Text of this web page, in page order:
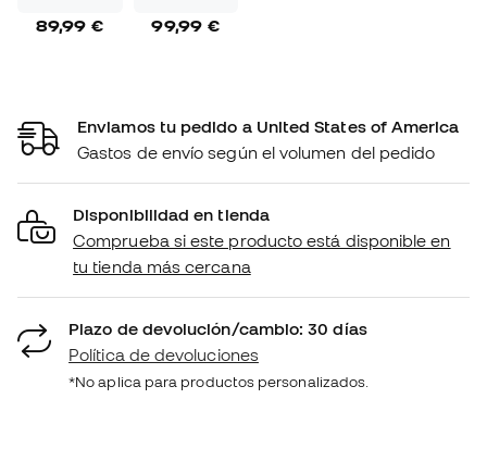
89,99 € 99,99 €
Enviamos tu pedido a United States of America
Gastos de envío según el volumen del pedido
Disponibilidad en tienda
Comprueba si este producto está disponible en
tu tienda más cercana
Plazo de devolución/cambio: 30 días
Política de devoluciones
*No aplica para productos personalizados.